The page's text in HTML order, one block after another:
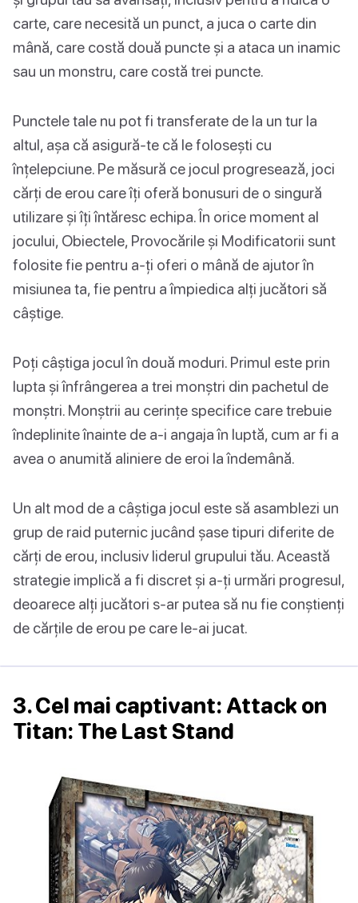
carte, care necesită un punct, a juca o carte din
mână, care costă două puncte și a ataca un inamic
sau un monstru, care costă trei puncte.
Punctele tale nu pot fi transferate de la un tur la
altul, așa că asigură-te că le folosești cu
înțelepciune. Pe măsură ce jocul progresează, joci
cărți de erou care îți oferă bonusuri de o singură
utilizare și îți întăresc echipa. În orice moment al
jocului, Obiectele, Provocările și Modificatorii sunt
folosite fie pentru a-ți oferi o mână de ajutor în
misiunea ta, fie pentru a împiedica alți jucători să
câștige.
Poți câștiga jocul în două moduri. Primul este prin
lupta și înfrângerea a trei monștri din pachetul de
monștri. Monștrii au cerințe specifice care trebuie
îndeplinite înainte de a-i angaja în luptă, cum ar fi a
avea o anumită aliniere de eroi la îndemână.
Un alt mod de a câștiga jocul este să asamblezi un
grup de raid puternic jucând șase tipuri diferite de
cărți de erou, inclusiv liderul grupului tău. Această
strategie implică a fi discret și a-ți urmări progresul,
deoarece alți jucători s-ar putea să nu fie conștienți
de cărțile de erou pe care le-ai jucat.
3. Cel mai captivant: Attack on
Titan: The Last Stand